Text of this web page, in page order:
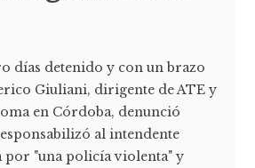
días detenido y con un brazo
Giuliani, dirigente de ATE y
en Córdoba, denunció
al intendente
"una policía violenta" y